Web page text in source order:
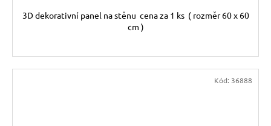
3D dekorativní panel na stěnu cena za 1 ks ( rozměr 60 x 60
cm )
Kód: 36888